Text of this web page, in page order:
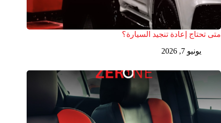
متى تحتاج إعادة تنجيد السيارة؟
يونيو 7, 2026